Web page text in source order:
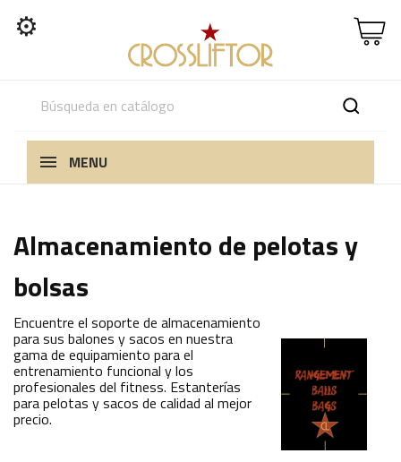
⚙
MENU
Almacenamiento de pelotas y
bolsas
Encuentre el soporte de almacenamiento
para sus balones y sacos en nuestra
gama de equipamiento para el
entrenamiento funcional y los
profesionales del fitness. Estanterías
para pelotas y sacos de calidad al mejor
precio.